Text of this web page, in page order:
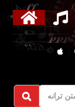
ترانه